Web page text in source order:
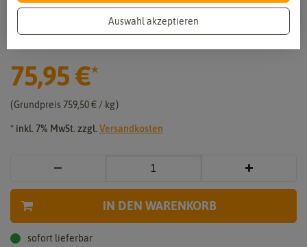
BIO Blumenwiese "Die essbaren
Blumen" (100 g)
75,95 €*
Grundpreis 759,50 € / kg
* inkl. 7% MwSt. zzgl. Versandkosten
IN DEN WARENKORB
sofort lieferbar
Auswahl akzeptieren